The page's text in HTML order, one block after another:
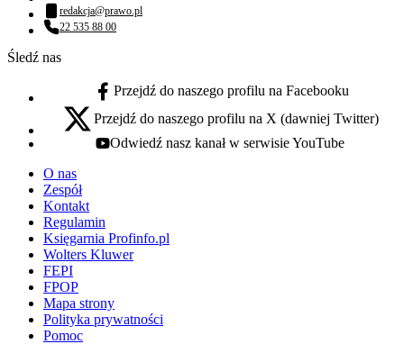
Adres email:
redakcja@prawo.pl
Numer telefonu:
22 535 88 00
Śledź nas
facebook - otwiera się w nowej karcie
Przejdź do naszego profilu na Facebooku
x - otwiera się w nowej karcie
Przejdź do naszego profilu na X (dawniej Twitter)
youtube - otwiera się w nowej karcie
Odwiedź nasz kanał w serwisie YouTube
O nas
Zespół
Kontakt
Regulamin
Księgarnia Profinfo.pl
Wolters Kluwer
FEPI
FPOP
Mapa strony
Polityka prywatności
Pomoc